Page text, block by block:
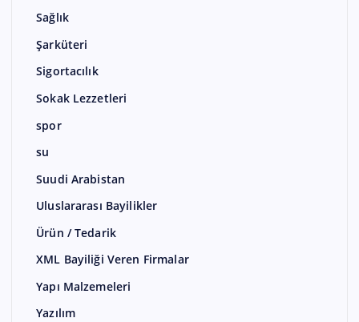
Sağlık
Şarküteri
Sigortacılık
Sokak Lezzetleri
spor
su
Suudi Arabistan
Uluslararası Bayilikler
Ürün / Tedarik
XML Bayiliği Veren Firmalar
Yapı Malzemeleri
Yazılım